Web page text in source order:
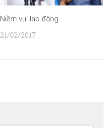
Niềm vui lao động
21/02/2017